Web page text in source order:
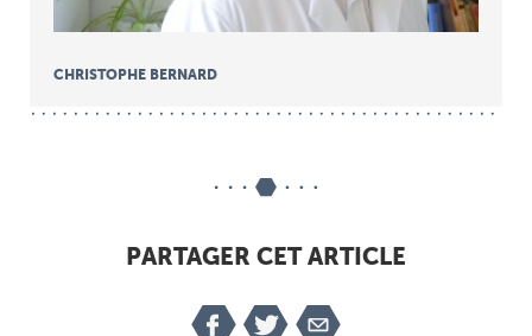
CHRISTOPHE BERNARD
PARTAGER CET ARTICLE